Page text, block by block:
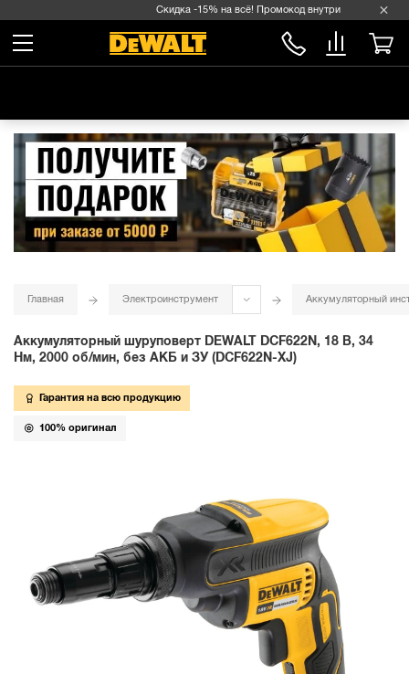
Скидка -15% на всё! Промокод внутри →
Главная Электроинструмент Аккумуляторный
Аккумуляторный шуруповерт DEWALT DCF622N, 18 В, 34
Нм, 2000 об/мин, без АКБ и ЗУ (DCF622N-XJ)
Гарантия на всю продукцию
100% оригинал